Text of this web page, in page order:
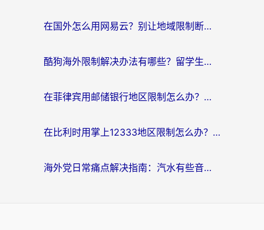
在国外怎么用网易云？别让地域限制断了你的中文歌单——附听书社交定位解决方案
酷狗海外限制解决办法有哪些？留学生亲测有效的回国加速指南
在菲律宾用邮储银行地区限制怎么办？海外华人必看的回国加速解决方案
在比利时用掌上12333地区限制怎么办？海外华人亲测有效的回国加速方案
海外党日常痛点解决指南：汽水有些音乐在国外无法播放怎么办？